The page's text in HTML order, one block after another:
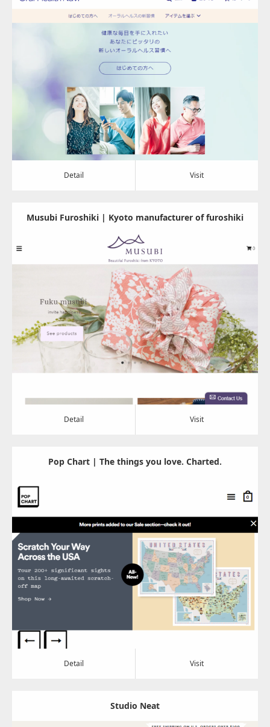
Update:2022.09.29
Category:その他
Detail Visit
Detail Visit
Musubi Furoshiki | Kyoto manufacturer of furoshiki
since 1937
Update:2022.09.16
Category:その他
Detail Visit
Detail Visit
Pop Chart | The things you love. Charted.
Update:2022.09.05
Category: その他
Detail Visit
Detail Visit
Studio Neat